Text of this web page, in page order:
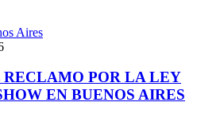
RECLAMO POR LA LEY
EN BUENOS AIRES